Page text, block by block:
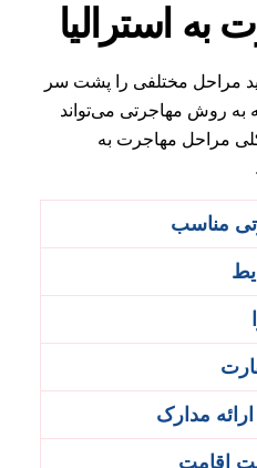
استرالیا
مراحل مختلفی را پشت سر
به روش مهاجرتی می‌تواند
مراحل مهاجرت به